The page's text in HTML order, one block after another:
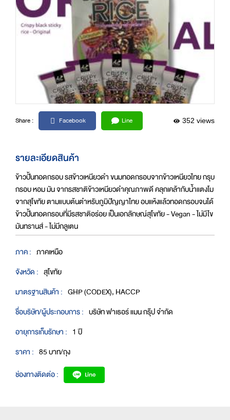
Share : Facebook Line 352 views
รายละเอียดสินค้า
ข้าวปั้นทอดกรอบ รสข้าวเหนียวดำ ขนมทอดกรอบจากข้าวเหนียวไทย กรุบ
กรอบ หอม มัน จากรสชาติข้าวเหนียวดำคุณภาพดี คลุกเคล้ากับน้ำแตงโม
จากสุโขทัย ตามแบบต้นตำหรับภูมิปัญญาไทย อบแห้งแล้วทอดกรอบจนได้
ข้าวปั้นทอดกรอบที่มีรสชาติอร่อย เป็นเอกลักษณ์สุโขทัย - Vegan - ไม่มีไข
มันทรานส์ - ไม่มีกลูเตน
ภาค : ภาคเหนือ
จังหวัด : สุโขทัย
มาตรฐานสินค้า : GHP (CODEX), HACCP
ชื่อบริษัท/ผู้ประกอบการ : บริษัท ฟาเธอร์ แมน กรุ๊ป จำกัด
อายุการเก็บรักษา : 1 ปี
ราคา : 85 บาท/ถุง
ช่องทางติดต่อ :